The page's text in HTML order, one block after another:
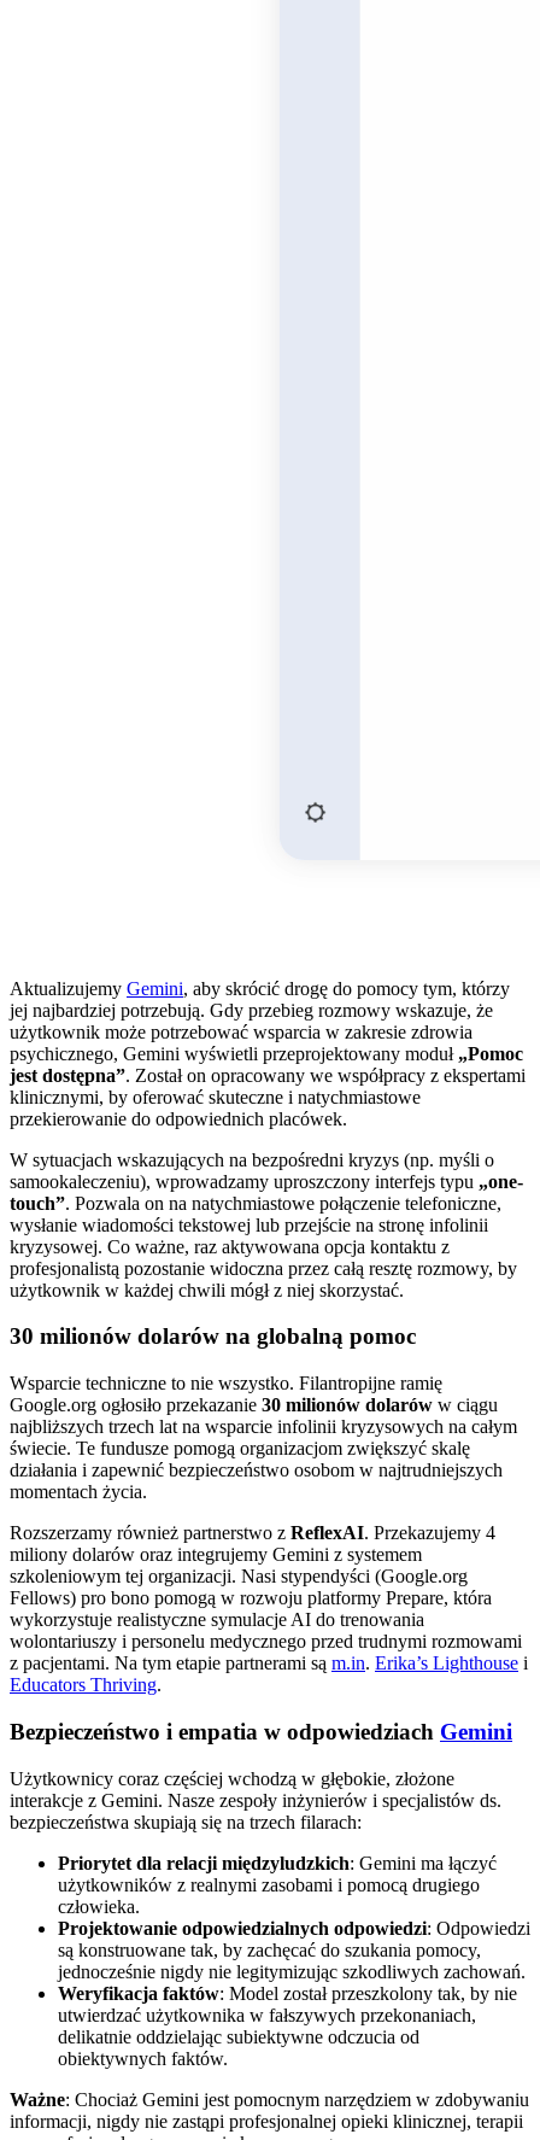
Aktualizujemy Gemini, aby skrócić drogę do pomocy tym, którzy
jej najbardziej potrzebują. Gdy przebieg rozmowy wskazuje, że
użytkownik może potrzebować wsparcia w zakresie zdrowia
psychicznego, Gemini wyświetli przeprojektowany moduł „Pomoc
jest dostępna”. Został on opracowany we współpracy z ekspertami
klinicznymi, by oferować skuteczne i natychmiastowe
przekierowanie do odpowiednich placówek.
W sytuacjach wskazujących na bezpośredni kryzys (np. myśli o
samookaleczeniu), wprowadzamy uproszczony interfejs typu „one-
touch”. Pozwala on na natychmiastowe połączenie telefoniczne,
wysłanie wiadomości tekstowej lub przejście na stronę infolinii
kryzysowej. Co ważne, raz aktywowana opcja kontaktu z
profesjonalistą pozostanie widoczna przez całą resztę rozmowy, by
użytkownik w każdej chwili mógł z niej skorzystać.
30 milionów dolarów na globalną pomoc
Wsparcie techniczne to nie wszystko. Filantropijne ramię
Google.org ogłosiło przekazanie 30 milionów dolarów w ciągu
najbliższych trzech lat na wsparcie infolinii kryzysowych na całym
świecie. Te fundusze pomogą organizacjom zwiększyć skalę
działania i zapewnić bezpieczeństwo osobom w najtrudniejszych
momentach życia.
Rozszerzamy również partnerstwo z ReflexAI. Przekazujemy 4
miliony dolarów oraz integrujemy Gemini z systemem
szkoleniowym tej organizacji. Nasi stypendyści (Google.org
Fellows) pro bono pomogą w rozwoju platformy Prepare, która
wykorzystuje realistyczne symulacje AI do trenowania
wolontariuszy i personelu medycznego przed trudnymi rozmowami
z pacjentami. Na tym etapie partnerami są m.in. Erika’s Lighthouse i
Educators Thriving.
Bezpieczeństwo i empatia w odpowiedziach Gemini
Użytkownicy coraz częściej wchodzą w głębokie, złożone
interakcje z Gemini. Nasze zespoły inżynierów i specjalistów ds.
bezpieczeństwa skupiają się na trzech filarach:
Priorytet dla relacji międzyludzkich: Gemini ma łączyć
użytkowników z realnymi zasobami i pomocą drugiego
człowieka.
Projektowanie odpowiedzialnych odpowiedzi: Odpowiedzi
są konstruowane tak, by zachęcać do szukania pomocy,
jednocześnie nigdy nie legitymizując szkodliwych zachowań.
Weryfikacja faktów: Model został przeszkolony tak, by nie
utwierdzać użytkownika w fałszywych przekonaniach,
delikatnie oddzielając subiektywne odczucia od
obiektywnych faktów.
Ważne: Chociaż Gemini jest pomocnym narzędziem w zdobywaniu
informacji, nigdy nie zastąpi profesjonalnej opieki klinicznej, terapii